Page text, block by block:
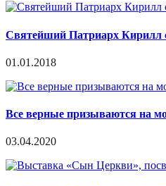
Святейший Патриарх Кирилл
01.01.2018
Все верные призываются на
03.04.2020